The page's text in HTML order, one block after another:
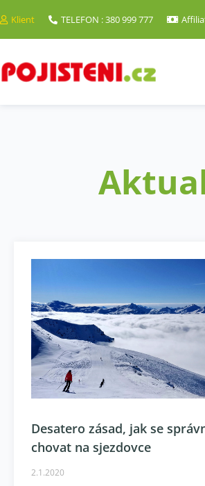
Klient TELEFON : 380 999 777
Desatero zásad, jak se
chovat na sjezdovce
2.1.2020